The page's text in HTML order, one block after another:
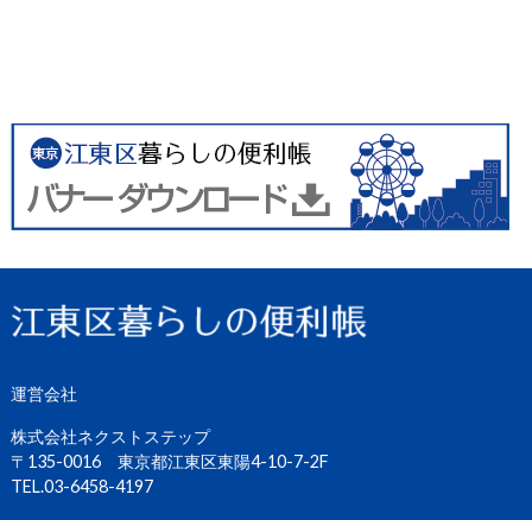
運営会社
株式会社ネクストステップ
〒135-0016 東京都江東区東陽4-10-7-2F
TEL.03-6458-4197